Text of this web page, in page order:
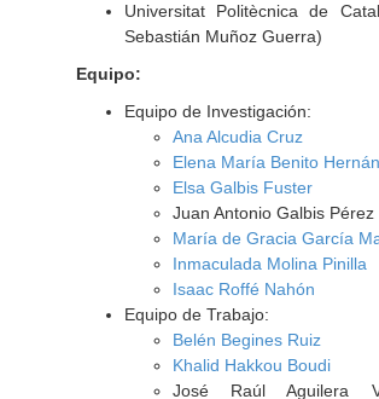
Universitat Politècnica de
Sebastián Muñoz Guerra)
Equipo:
Equipo de Investigación:
Ana Alcudia Cruz
Elena María Benito
Elsa Galbis Fuster
Juan Antonio Galbis Pérez
María de Gracia García
Inmaculada Molina Pinilla
Isaac Roffé Nahón
Equipo de Trabajo:
Belén Begines Ruiz
Khalid Hakkou Boudi
José Raúl Aguilera